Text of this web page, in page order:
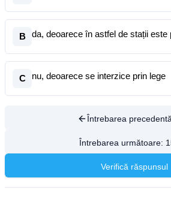
B da, deoarece în astfel de stații este
C nu, deoarece se interzice prin lege
Întrebarea
Întrebarea următoare:
Verifică răspunsul